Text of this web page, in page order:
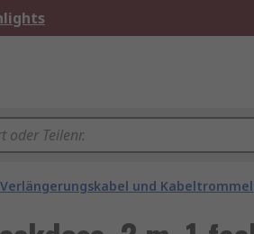
Verlängerungskabel und